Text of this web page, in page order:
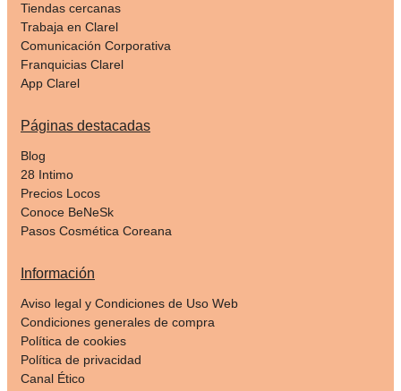
Tiendas cercanas
Trabaja en Clarel
Comunicación Corporativa
Franquicias Clarel
App Clarel
Páginas destacadas
Blog
28 Intimo
Precios Locos
Conoce BeNeSk
Pasos Cosmética Coreana
Información
Aviso legal y Condiciones de Uso Web
Condiciones generales de compra
Política de cookies
Política de privacidad
Canal Ético